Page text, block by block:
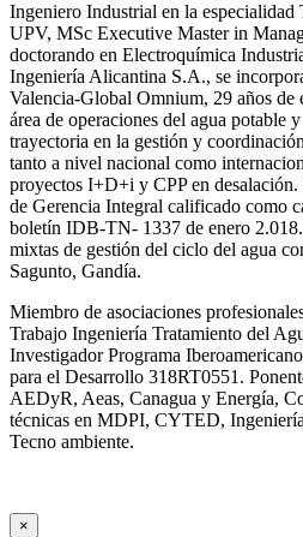
Ingeniero Industrial en la especialidad
UPV, MSc Executive Master in
doctorando en Electroquímica
Ingeniería Alicantina S.A., se
Valencia-Global Omnium, 29 años de
área de operaciones del agua potable
trayectoria en la gestión y
tanto a nivel nacional como
proyectos I+D+i y CPP en
de Gerencia Integral calificado como
boletín IDB-TN- 1337 de enero 2.018.
mixtas de gestión del ciclo del agua
Sagunto, Gandía.
Miembro de asociaciones
Trabajo Ingeniería Tratamiento del
Investigador Programa
para el Desarrollo 318RT0551.
AEDyR, Aeas, Canagua y Energía,
técnicas en MDPI, CYTED,
Tecno ambiente.
×